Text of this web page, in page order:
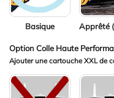
Basique Apprêté (
Option Colle Haute
Ajouter une cartouche XXL de